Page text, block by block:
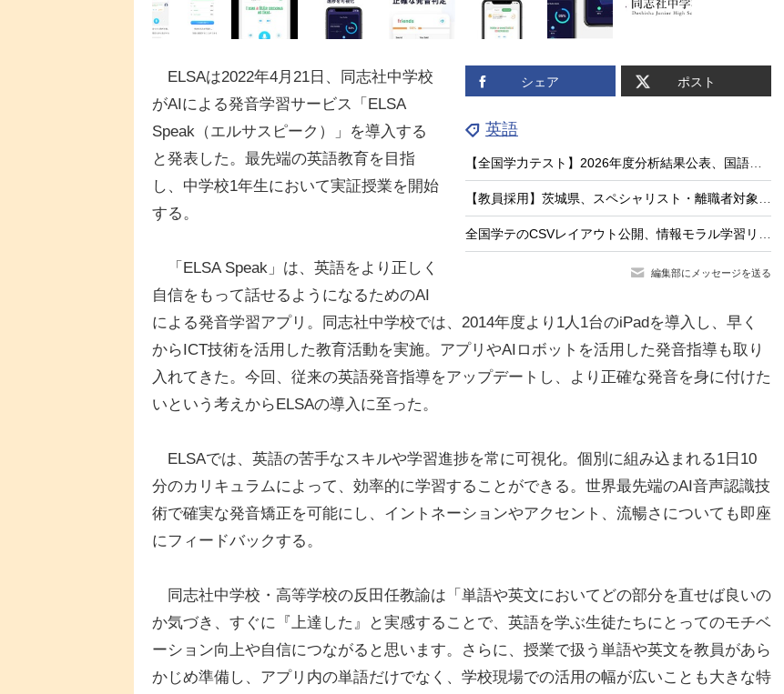
シェア ポスト
英語
編集部にメッセージを送る
ELSAは2022年4月21日、同志社中学校
がAIによる発音学習サービス「ELSA
Speak（エルサスピーク）」を導入する
と発表した。最先端の英語教育を目指
し、中学校1年生において実証授業を開始
する。
「ELSA Speak」は、英語をより正しく
自信をもって話せるようになるためのAI
による発音学習アプリ。同志社中学校では、2014年度より1人1台のiPadを導入し、早く
からICT技術を活用した教育活動を実施。アプリやAIロボットを活用した発音指導も取り
入れてきた。今回、従来の英語発音指導をアップデートし、より正確な発音を身に付けた
いという考えからELSAの導入に至った。
ELSAでは、英語の苦手なスキルや学習進捗を常に可視化。個別に組み込まれる1日10
分のカリキュラムによって、効率的に学習することができる。世界最先端のAI音声認識技
術で確実な発音矯正を可能にし、イントネーションやアクセント、流暢さについても即座
にフィードバックする。
同志社中学校・高等学校の反田任教諭は「単語や英文においてどの部分を直せば良いの
か気づき、すぐに『上達した』と実感することで、英語を学ぶ生徒たちにとってのモチベ
ーション向上や自信につながると思います。さらに、授業で扱う単語や英文を教員があら
かじめ準備し、アプリ内の単語だけでなく、学校現場での活用の幅が広いことも大きな特